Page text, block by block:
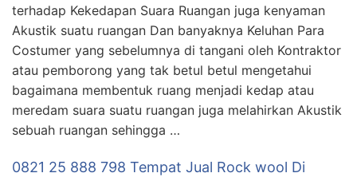
terhadap Kekedapan Suara Ruangan juga kenyaman
Akustik suatu ruangan Dan banyaknya Keluhan Para
Costumer yang sebelumnya di tangani oleh Kontraktor
atau pemborong yang tak betul betul mengetahui
bagaimana membentuk ruang menjadi kedap atau
meredam suara suatu ruangan juga melahirkan Akustik
sebuah ruangan sehingga …
0821 25 888 798 Tempat Jual Rock wool Di